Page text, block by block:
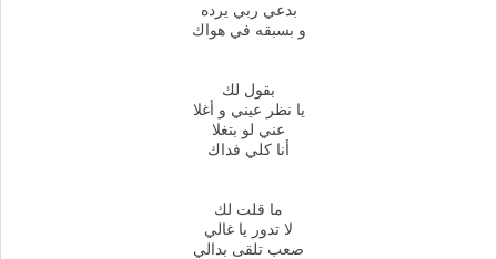
بدعي ربي يرده
و بسبقه في هواك
بقول لك
يا نظر عيني و أغلا
عني لو بتغلا
أنا كلي فداك
ما قلت لك
لا تدور يا غالي
صعب تلقى بدالي